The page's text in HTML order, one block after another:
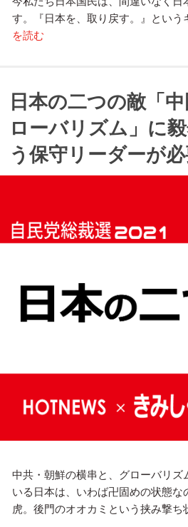
す。『日本を、取り戻す。』という
を読む
日本の二つの敵「
ローバリズム」に
う保守リーダーが
中共・朝鮮の横串と、グローバリズ
いる日本は、いわば卍固めの状態な
虎。後門のオオカミという挟み撃ち